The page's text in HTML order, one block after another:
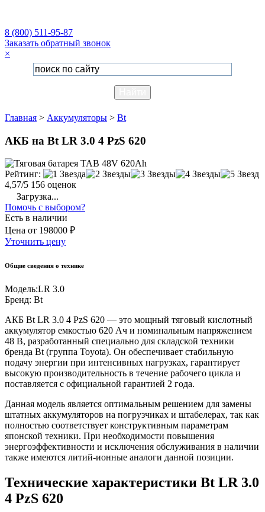
8 (800) 511-95-87
Заказать обратный звонок
×
Главная > Аккумуляторы > Bt
АКБ на Bt LR 3.0 4 PzS 620
Рейтинг:
4,57/5 156 оценок
Загрузка...
Помочь с выбором?
Есть в наличии
Цена от 198000 ₽
Уточнить цену
Общие сведения о технике
Модель:LR 3.0
Бренд: Bt
АКБ Bt LR 3.0 4 PzS 620 — это мощный тяговый кислотный
аккумулятор емкостью 620 Ач и номинальным напряжением
48 В, разработанный специально для складской техники
бренда Bt (группа Toyota). Он обеспечивает стабильную
подачу энергии при интенсивных нагрузках, гарантирует
высокую производительность в течение рабочего цикла и
поставляется с официальной гарантией 2 года.
Данная модель является оптимальным решением для замены
штатных аккумуляторов на погрузчиках и штабелерах, так как
полностью соответствует конструктивным параметрам
японской техники. При необходимости повышения
энергоэффективности и исключения обслуживания в наличии
также имеются литий-ионные аналоги данной позиции.
Технические характеристики Bt LR 3.0
4 PzS 620